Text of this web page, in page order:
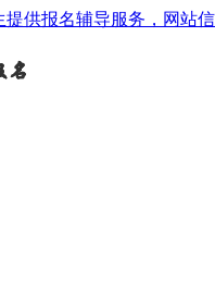
提供报名辅导服务，网站